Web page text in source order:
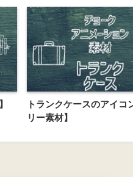
トランクケースのアイコ
リー素材】